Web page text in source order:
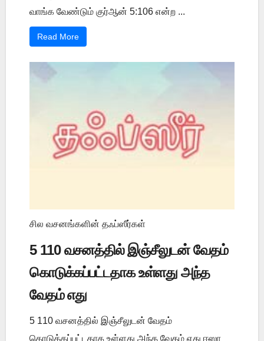
வாங்க வேண்டும் குர்ஆன் 5:106 என்ற ...
Read More
சில வசனங்களின் தஃப்ஸீர்கள்
5 110 வசனத்தில் இஞ்சீலுடன் வேதம்
கொடுக்கப்பட்டதாக உள்ளது அந்த
வேதம் எது
5 110 வசனத்தில் இஞ்சீலுடன் வேதம்
கொடுக்கப்பட்டதாக உள்ளது அந்த வேதம் எது ஈஸா